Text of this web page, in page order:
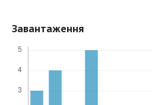
Завантаження